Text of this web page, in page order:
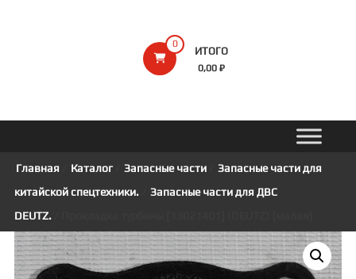
0
ИТОГО
0,00 ₽
Главная Каталог/ Запасные части/
Запасные части для
китайской спецтехники./
Запасные части для ДВС
DEUTZ./ Прокладка турбины [13021401] (DEUTZ) {малая}